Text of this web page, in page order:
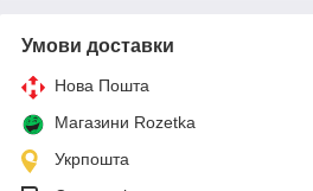
Умови доставки
Нова Пошта
Магазини Rozetka
Укрпошта